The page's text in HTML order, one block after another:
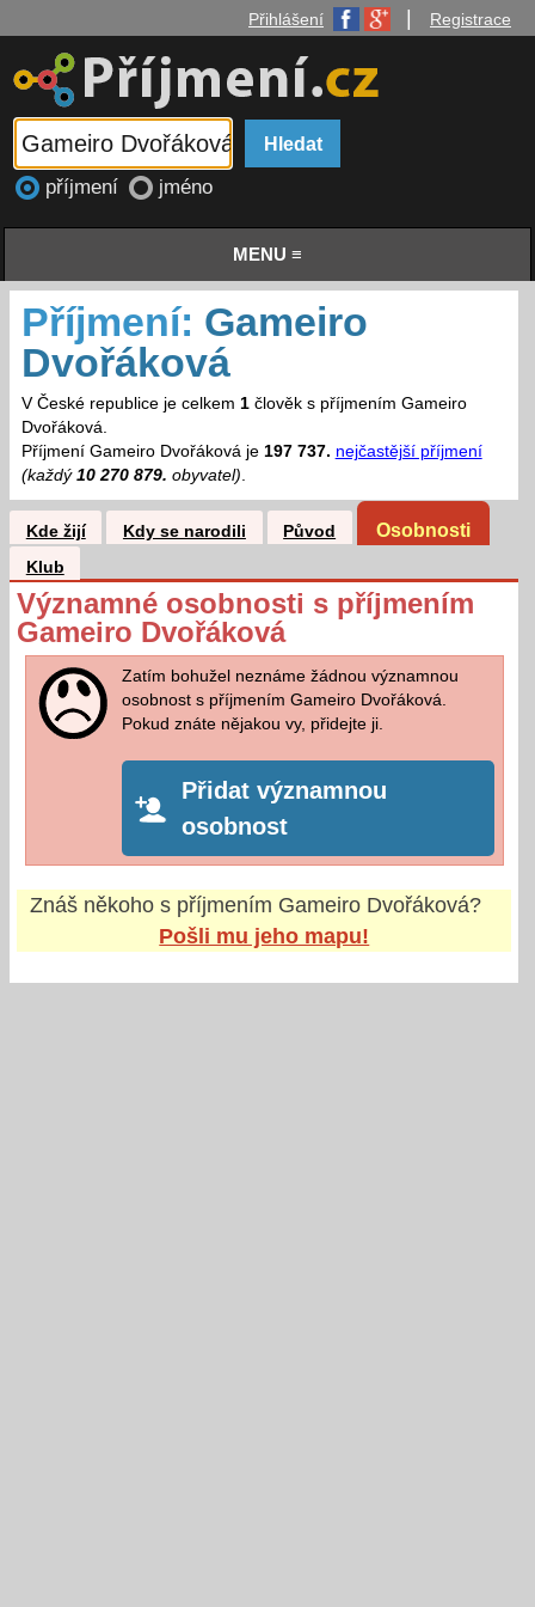
Přihlášení Registrace
příjmení jméno
MENU ≡
Příjmení: Gameiro
Dvořáková
V České republice je celkem 1člověk s příjmením Gameiro
Dvořáková.
Příjmení Gameiro Dvořáková je 197 737. nejčastější příjmení
(každý 10 270 879. obyvatel).
Kde žijí Kdy se narodili Původ Osobnosti
Klub
Významné osobnosti s příjmením
Gameiro Dvořáková
Zatím bohužel neznáme žádnou významnou
osobnost s příjmením Gameiro Dvořáková.
Pokud znáte nějakou vy, přidejte ji.
Přidat významnou
osobnost
Znáš někoho s příjmením Gameiro Dvořáková?
Pošli mu jeho mapu!